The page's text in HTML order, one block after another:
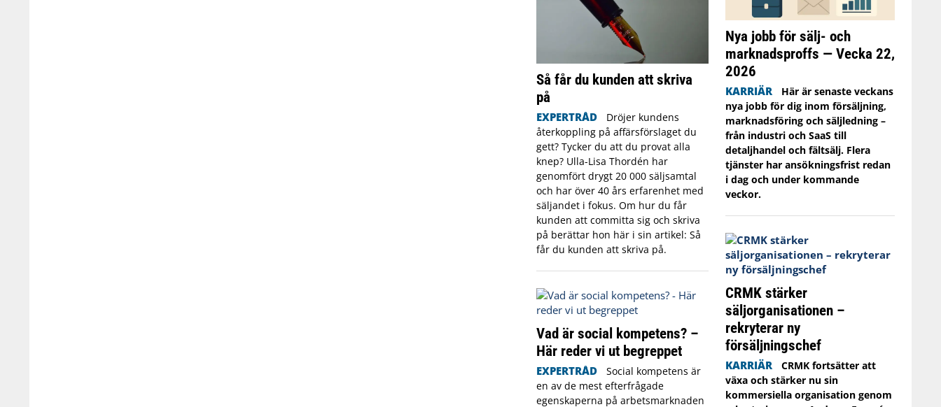
Så får du kunden att skriva
på
EXPERTRÅD
Dröjer kundens
återkoppling på affärsförslaget du
gett? Tycker du att du provat alla
knep? Ulla-Lisa Thordén har
genomfört drygt 20 000 säljsamtal
och har över 40 års erfarenhet med
säljandet i fokus. Om hur du får
kunden att committa sig och skriva
på berättar hon här i sin artikel: Så
får du kunden att skriva på.
Vad är social kompetens? –
Här reder vi ut begreppet
EXPERTRÅD
Social kompetens är
en av de mest efterfrågade
egenskaperna på arbetsmarknaden
Nya jobb för sälj- och
marknadsproffs — Vecka 22,
2026
KARRIÄR
Här är senaste veckans
nya jobb för dig inom försäljning,
marknadsföring och säljledning –
från industri och SaaS till
detaljhandel och fältsälj. Flera
tjänster har ansökningsfrist redan
i dag och under kommande
veckor.
CRMK stärker
säljorganisationen –
rekryterar ny
försäljningschef
KARRIÄR
CRMK fortsätter att
växa och stärker nu sin
kommersiella organisation genom